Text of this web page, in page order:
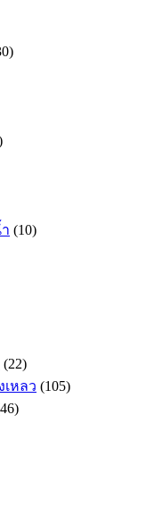
(10)
(22)
หลว (105)